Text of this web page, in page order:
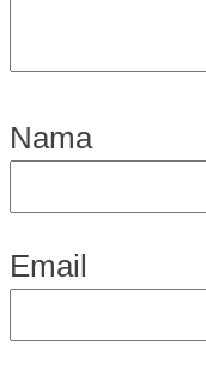
Nama
Email